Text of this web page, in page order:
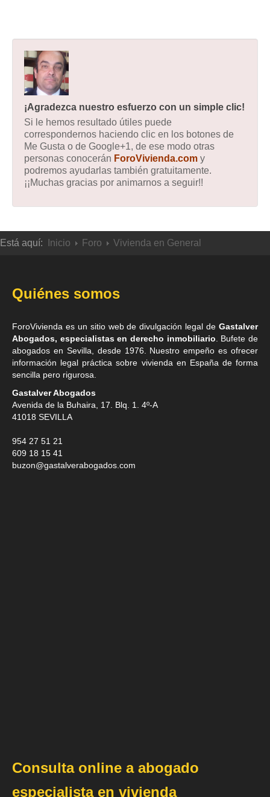
¡Agradezca nuestro esfuerzo con un simple clic!
Si le hemos resultado útiles puede
correspondernos haciendo clic en los botones de
Me Gusta o de Google+1, de ese modo otras
personas conocerán ForoVivienda.com y
podremos ayudarlas también gratuitamente.
¡¡Muchas gracias por animarnos a seguir!!
Está aquí: Inicio Foro Vivienda en General
Quiénes somos
ForoVivienda es un sitio web de divulgación legal de Gastalver
Abogados, especialistas en derecho inmobiliario . Bufete de
abogados en Sevilla , desde 1976. Nuestro empeño es ofrecer
información legal práctica sobre vivienda en España de forma
sencilla pero rigurosa.
Gastalver Abogados
Avenida de la Buhaira, 17. Blq. 1. 4º-A
41018 SEVILLA
954 27 51 21
609 18 15 41
buzon@gastalverabogados.com
Consulta online a abogado
especialista en vivienda